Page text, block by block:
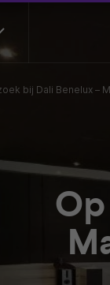
bij Dali Benelux –